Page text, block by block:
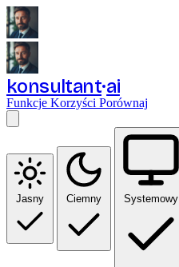
konsultant ai
Funkcje Korzyści Porównaj
Jasny Ciemny Systemowy